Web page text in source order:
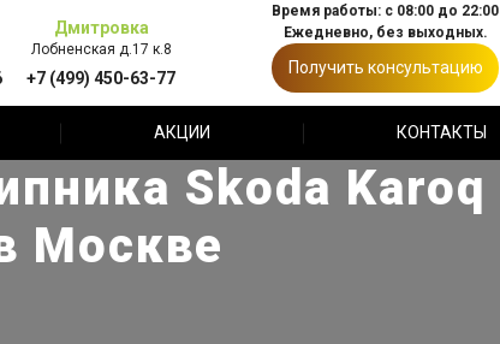
Дмитровка
Лобненская д.17 к.8
+7 (499) 450-63-77
Время работы: с 08:00 до 22:00
Ежедневно, без выходных.
Получить консультацию
АКЦИИ КОНТАКТЫ
Skoda Karoq
Москве